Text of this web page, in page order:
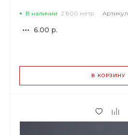
В наличии 2 800 метр Артикул
6.00 р.
4.74 р.
6.00 р.
В КОРЗИНУ